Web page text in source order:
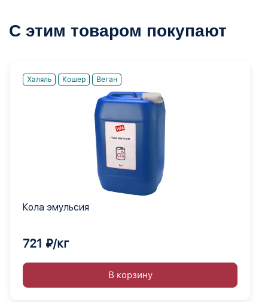
С этим товаром покупают
Халяль Кошер Веган
Кола эмульсия
721 ₽/кг
В корзину